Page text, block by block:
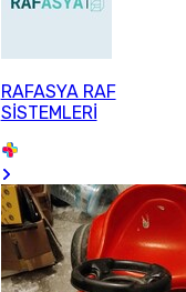
RAFASYA RAF
SİSTEMLERİ